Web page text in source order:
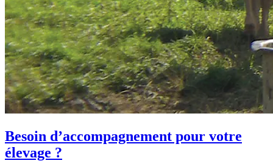
Besoin d’accompagnement pour votre
élevage ?